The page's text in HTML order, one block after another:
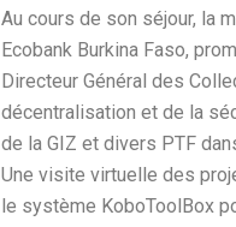
Au cours de son séjour, la
Ecobank Burkina Faso,
Directeur Général des
décentralisation et de la
de la GIZ et divers PTF
Une visite virtuelle des
le système KoboToolBox